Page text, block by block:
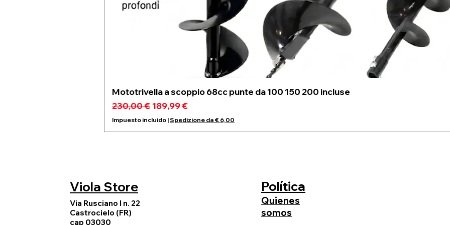
Mototrivella a scoppio 68cc punte da 100 150 200 incluse
Precio
230,00 € Precio de oferta
189,99 €
Impuesto incluido |Spedizione da € 6,00
Viola Store
Via Rusciano I n. 22
Castrocielo (FR)
cap 03030
Política
Quienes
somos